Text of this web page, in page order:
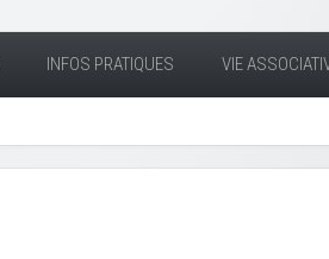
INFOS PRATIQUES VIE